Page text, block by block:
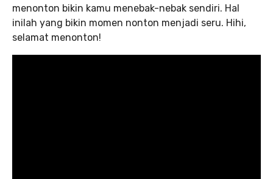
menonton bikin kamu menebak-nebak sendiri. Hal
inilah yang bikin momen nonton menjadi seru. Hihi,
selamat menonton!